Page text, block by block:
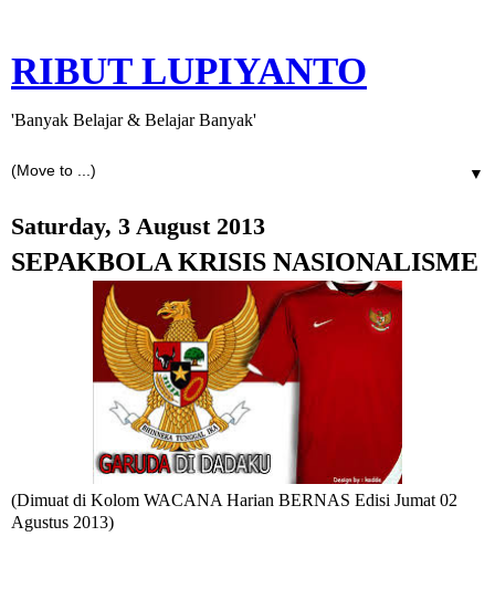
RIBUT LUPIYANTO
'Banyak Belajar & Belajar Banyak'
▼
Saturday, 3 August 2013
SEPAKBOLA KRISIS NASIONALISME
(Dimuat di Kolom WACANA Harian BERNAS Edisi Jumat 02
Agustus 2013)